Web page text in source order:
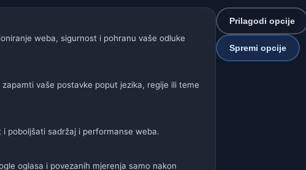
O nama
Izvori podataka
Naše vremenske stranice:
🌍 Međunarodna vremenska mreža
weba, sigurnost i pohranu vaše odluke
vaše postavke poput jezika, regije ili teme
poboljšati sadržaj i performanse weba.
oglasa i povezanih mjerenja samo nakon
Prilagodi opcije
Spremi opcije